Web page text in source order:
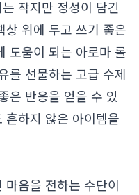
작지만 정성이 담긴
상 위에 두고 쓰기 좋은
도움이 되는 아로마 롤
를 선물하는 고급 수제
은 반응을 얻을 수 있
흔하지 않은 아이템을
음을 전하는 수단이